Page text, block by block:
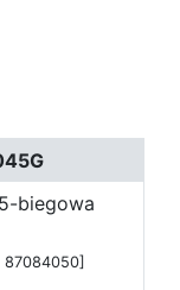
biegowa
87084050]